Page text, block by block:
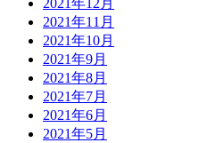
2021年11月
2021年10月
2021年9月
2021年8月
2021年7月
2021年6月
2021年5月